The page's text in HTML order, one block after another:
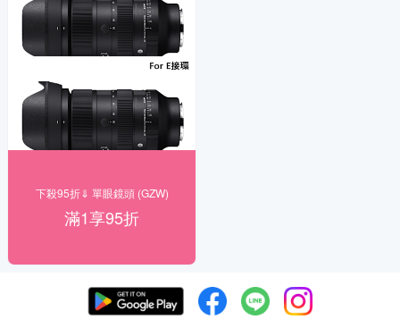
下殺95折⇓ 單眼鏡頭 (GZW)
滿1享95折